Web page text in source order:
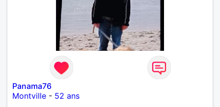
Panama76
Montville - 52 ans